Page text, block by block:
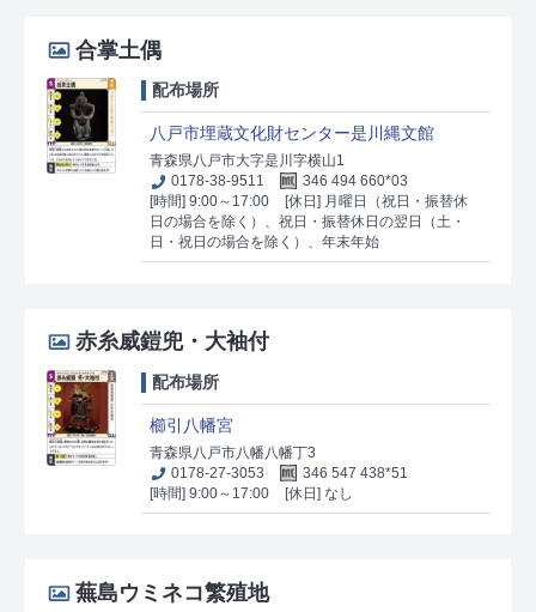
合掌土偶
配布場所
八戸市埋蔵文化財センター是川縄文館
青森県八戸市大字是川字横山1
0178-38-9511
346 494 660*03
[時間] 9:00～17:00
[休日] 月曜日（祝日・振替休
日の場合を除く）、祝日・振替休日の翌日（土・
日・祝日の場合を除く）、年末年始
赤糸威鎧兜・大袖付
配布場所
櫛引八幡宮
青森県八戸市八幡八幡丁3
0178-27-3053
346 547 438*51
[時間] 9:00～17:00
[休日] なし
蕪島ウミネコ繁殖地